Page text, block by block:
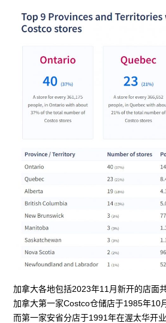
加拿大各地包括2023年11月新开的店面
加拿大第一家Costco仓储店于1985年10
而第一家安省分店于1991年在渥太华开业